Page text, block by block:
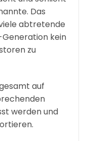
Das
abtretende
kein
zu
auf
werden und